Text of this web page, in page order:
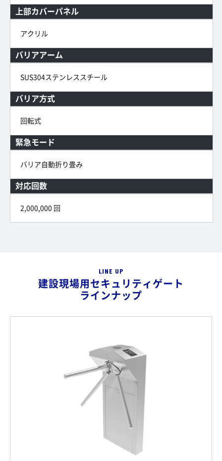
上部カバーパネル
アクリル
バリアアーム
SUS304ステンレススチール
バリア方式
回転式
緊急モード
バリア自動折り畳み
対応回数
2,000,000 回
LINE UP
建設現場用セキュリティゲート
ラインナップ